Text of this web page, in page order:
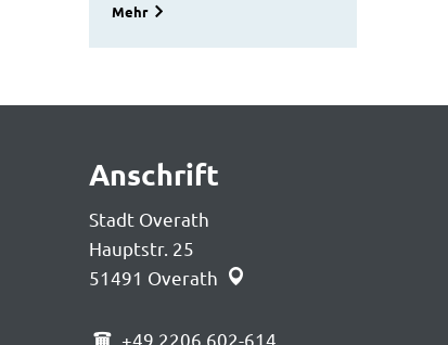
Mehr
Anschrift
Stadt Overath
Hauptstr. 25
51491 Overath
+49 2206 602-614